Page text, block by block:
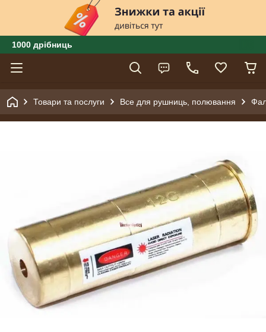
1000 дрібниць
Товари та послуги Все для рушниць, полювання